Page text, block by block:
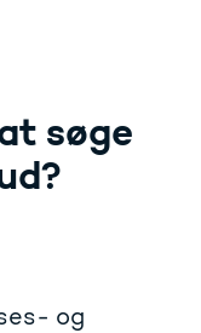
søge
og